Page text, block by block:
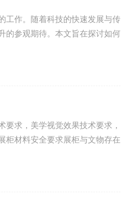
工作。随着科技的快速发展与传
的参观期待。本文旨在探讨如何
求，美学视觉效果技术要求，
柜材料安全要求展柜与文物存在